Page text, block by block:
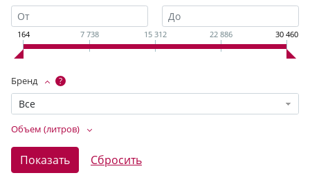
164 7 738 15 312 22 886 30 460
Бренд ?
Все
Объем (литров)